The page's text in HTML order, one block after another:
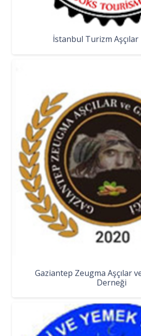
İstanbul Turizm
Gaziantep Zeugma Aşçılar
Derneği